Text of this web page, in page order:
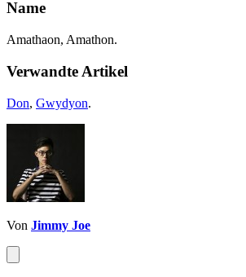
Name
Amathaon, Amathon.
Verwandte Artikel
Don, Gwydyon.
Von Jimmy Joe